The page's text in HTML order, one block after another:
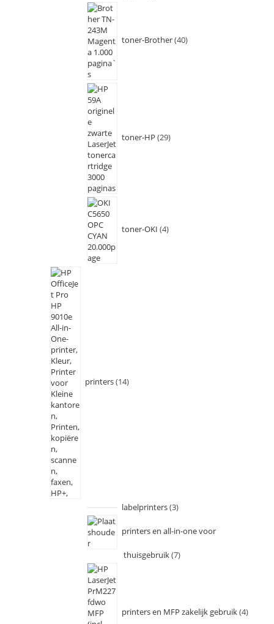
toner-Brother 40
toner-HP 29
toner-OKI 4
printers 14
labelprinters 3
printers en all-in-one voor
thuisgebruik 7
printers en MFP zakelijk gebruik 4